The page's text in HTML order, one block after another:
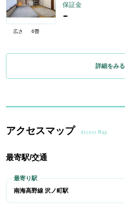
広さ 6畳
保証金
-
詳細をみる
アクセスマップ Access Map
最寄駅/交通
南海高野線 沢ノ町駅